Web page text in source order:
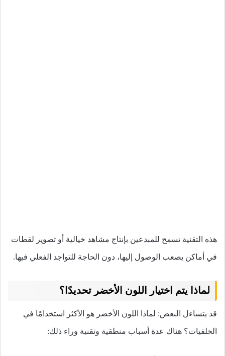
هذه التقنية تسمح للمبدعين بإنتاج مشاهد خيالية أو تصوير لقطات
في أماكن يصعب الوصول إليها، دون الحاجة للتواجد الفعلي فيها.
لماذا يتم اختيار اللون الأخضر تحديدًا؟
قد يتساءل البعض: لماذا اللون الأخضر هو الأكثر استخدامًا في
الخلفيات؟ هناك عدة أسباب منطقية وتقنية وراء ذلك: